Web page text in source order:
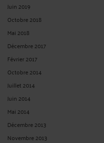
Juin 2019
Octobre 2018
Mai 2018
Décembre 2017
Février 2017
Octobre 2014
Juillet 2014
Juin 2014
Mai 2014
Décembre 2013
Novembre 2013